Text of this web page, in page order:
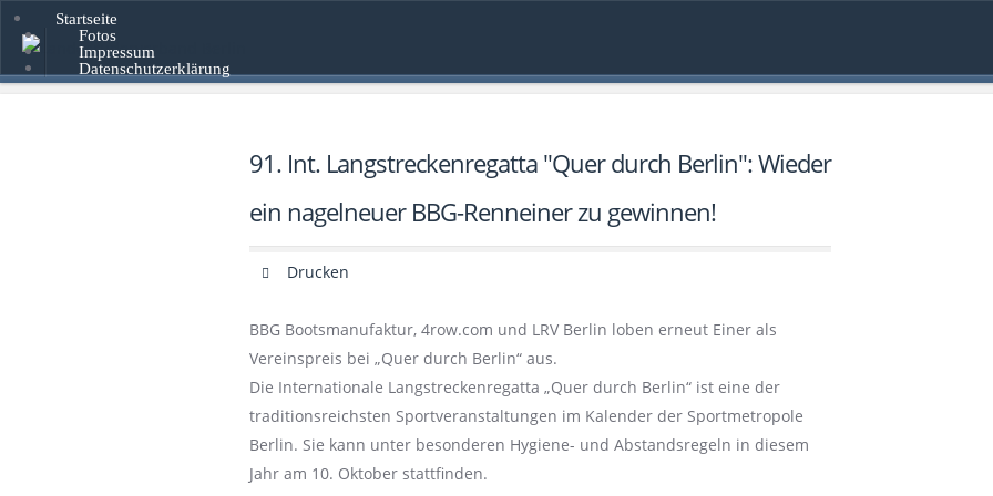
Startseite
Fotos
Impressum
Datenschutzerklärung
91. Int. Langstreckenregatta "Quer durch Berlin": Wieder
ein nagelneuer BBG-Renneiner zu gewinnen!
Drucken
BBG Bootsmanufaktur, 4row.com und LRV Berlin loben erneut Einer als
Vereinspreis bei „Quer durch Berlin“ aus.
Die Internationale Langstreckenregatta „Quer durch Berlin“ ist eine der
traditionsreichsten Sportveranstaltungen im Kalender der Sportmetropole
Berlin. Sie kann unter besonderen Hygiene- und Abstandsregeln in diesem
Jahr am 10. Oktober stattfinden.